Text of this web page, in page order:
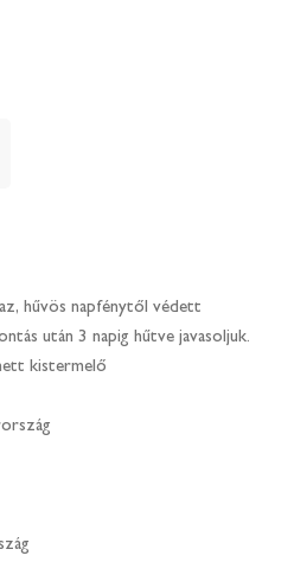
hűvös napfénytől védett
után 3 napig hűtve javasoljuk.
kistermelő